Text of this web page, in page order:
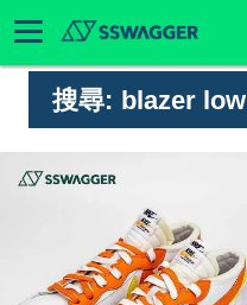
搜尋: blazer low